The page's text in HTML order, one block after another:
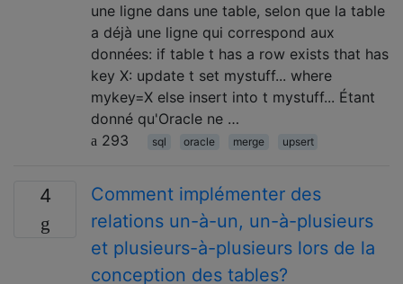
une ligne dans une table, selon que la table
a déjà une ligne qui correspond aux
données: if table t has a row exists that has
key X: update t set mystuff... where
mykey=X else insert into t mystuff... Étant
donné qu'Oracle ne …
293
sql oracle merge upsert
4
Comment implémenter des
relations un-à-un, un-à-plusieurs
et plusieurs-à-plusieurs lors de la
conception des tables?